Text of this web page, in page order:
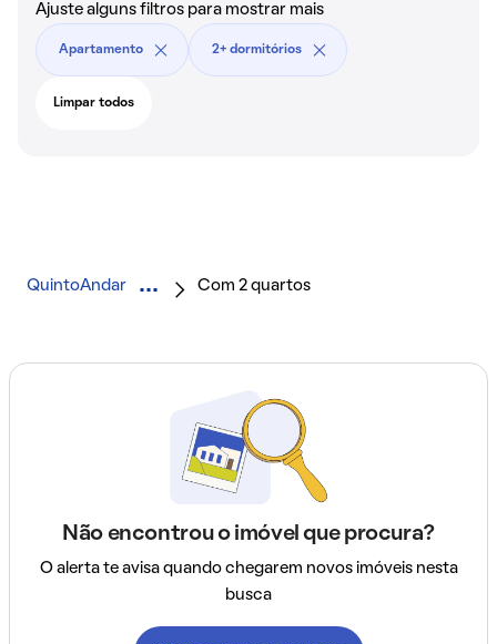
Ajuste alguns filtros para mostrar mais
Apartamento 2+ dormitórios
Limpar todos
QuintoAndar Com 2 quartos
Não encontrou o imóvel que procura?
O alerta te avisa quando chegarem novos imóveis nesta
busca